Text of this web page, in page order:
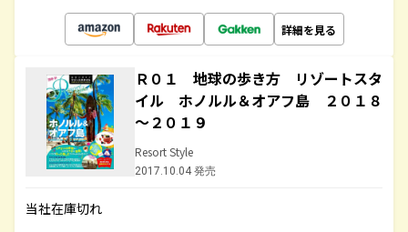
詳細を見る
Ｒ０１ 地球の歩き方 リゾートスタ
イル ホノルル＆オアフ島 ２０１８
～２０１９
Resort Style
2017.10.04 発売
当社在庫切れ